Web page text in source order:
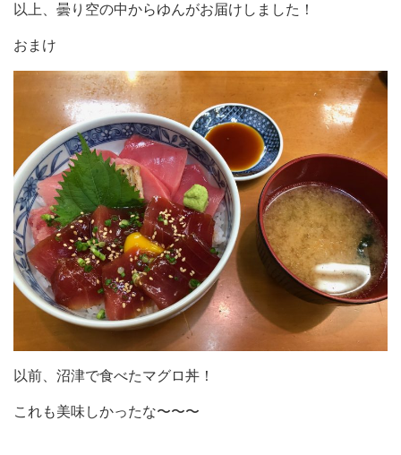
以上、曇り空の中からゆんがお届けしました！
おまけ
以前、沼津で食べたマグロ丼！
これも美味しかったな〜〜〜